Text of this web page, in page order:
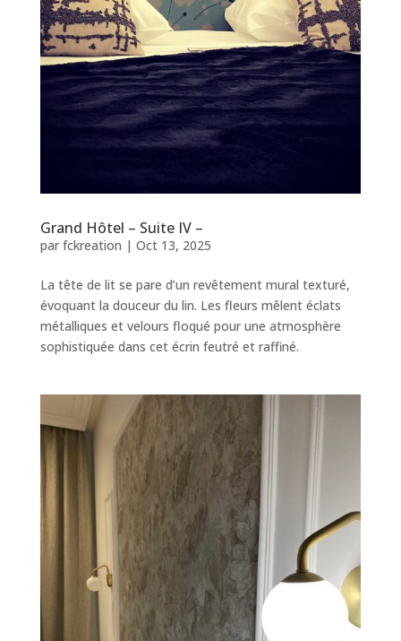
Grand Hôtel – Suite IV –
par fckreation | Oct 13, 2025
La tête de lit se pare d’un revêtement mural texturé,
évoquant la douceur du lin. Les fleurs mêlent éclats
métalliques et velours floqué pour une atmosphère
sophistiquée dans cet écrin feutré et raffiné.